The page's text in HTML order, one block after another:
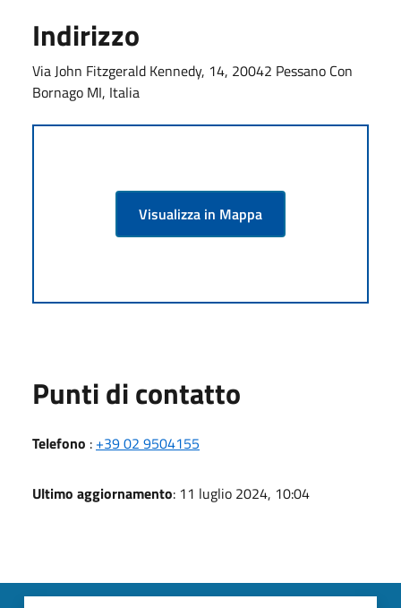
Indirizzo
Via John Fitzgerald Kennedy, 14, 20042 Pessano Con
Bornago MI, Italia
Visualizza in Mappa
Punti di contatto
Telefono : +39 02 9504155
Ultimo aggiornamento: 11 luglio 2024, 10:04